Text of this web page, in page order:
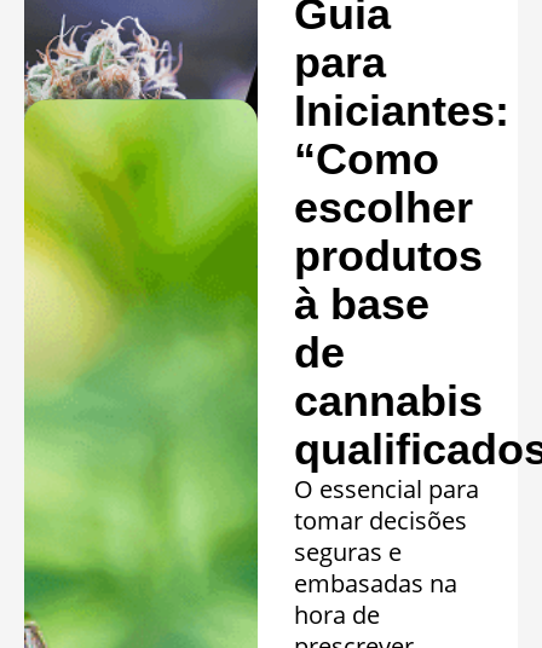
20 quadros
clínicos.
Saiba mais »
Guia
para
Iniciantes:
“Como
escolher
produtos
à base
de
cannabis
O essencial para
tomar decisões
seguras e
embasadas na
hora de